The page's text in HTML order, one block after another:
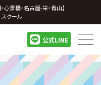
斎橋・名古屋-栄・青山】
スクール
公式LINE